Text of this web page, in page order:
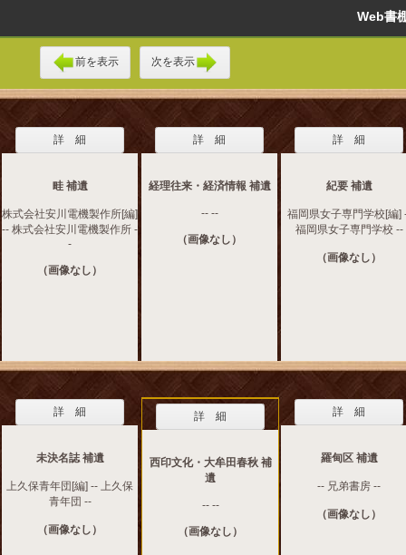
Web
前を表示 次を表示
詳 細
畦 補遺
株式会社安川電機製作所[編]
-- 株式会社安川電機製作所 -
-
（画像なし）
詳 細
経理往来・経済情報 補遺
-- --
（画像なし）
詳 細
紀要 補遺
福岡県女子専門学校[編]
福岡県女子専門学校 --
（画像なし）
詳 細
未決名誌 補遺
上久保青年団[編] -- 上久保
青年団 --
（画像なし）
詳 細
西印文化・大牟田春秋 補
遺
-- --
（画像なし）
詳 細
羅甸区 補遺
-- 兄弟書房 --
（画像なし）